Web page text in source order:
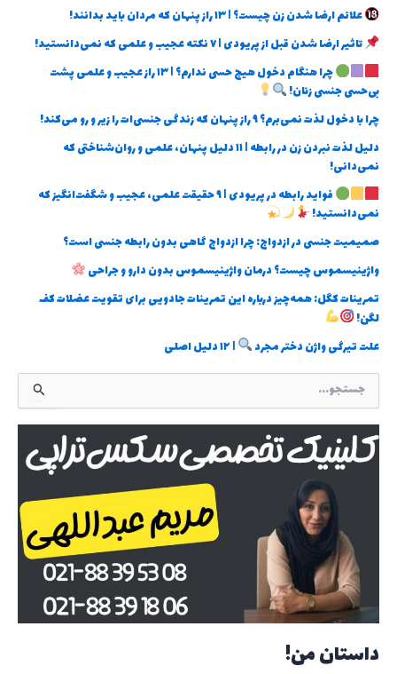
علائم ارضا شدن زن چیست؟ | ۱۳ راز پنهان که مردان باید بدانند!
تاثیر ارضا شدن قبل از پریودی | ۷ نکته عجیب و علمی که نمی‌دانستید!
چرا هنگام دخول هیچ حسی ندارم؟ | ۱۳ راز عجیب و علمی پشت
بی‌حسی جنسی زنان!
چرا با دخول لذت نمی‌برم؟ ۹ راز پنهان که زندگی جنسی‌ات را زیر و رو می‌کند!
دلیل لذت نبردن زن در رابطه | ۱۱ دلیل پنهان، علمی و روان‌شناختی که
نمی‌دانی!
فواید رابطه در پریودی | ۹ حقیقت علمی، عجیب و شگفت‌انگیز که
نمی‌دانستید!
صمیمیت جنسی در ازدواج: چرا ازدواج گاهی بدون رابطه جنسی است؟
واژینیسموس چیست؟ درمان واژینیسموس بدون دارو و جراحی
تمرینات کگل: همه‌چیز درباره این تمرینات جادویی برای تقویت عضلات کف
لگن!
علت تیرگی واژن دختر مجرد
| ۱۲ دلیل اصلی
ج
و
داستان من!